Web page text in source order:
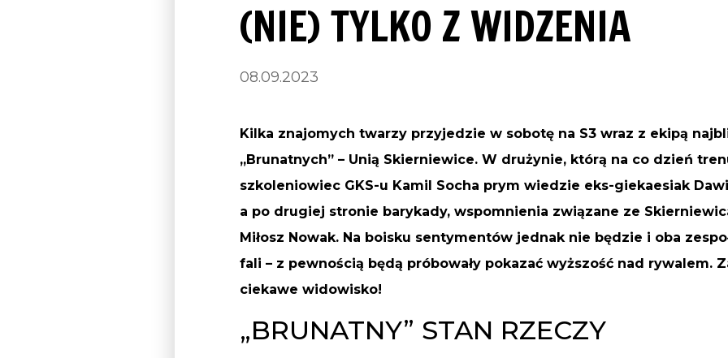
(NIE) TYLKO Z WIDZENIA
08.09.2023
Kilka znajomych twarzy przyjedzie w sobotę na S3 wraz z ekipą
„Brunatnych” – Unią Skierniewice. W drużynie, którą na co dzień
szkoleniowiec GKS-u Kamil Socha prym wiedzie eks-giekaesiak
a po drugiej stronie barykady, wspomnienia związane ze
Miłosz Nowak. Na boisku sentymentów jednak nie będzie i oba
fali– z pewnością będą próbowały pokazać wyższość nad rywalem.
ciekawe widowisko!
„BRUNATNY” STAN RZECZY